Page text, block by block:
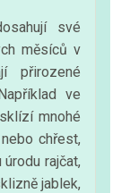
své
měsíců v
přirozené
ve
mnohé
chřest,
rajčat,
jablek,